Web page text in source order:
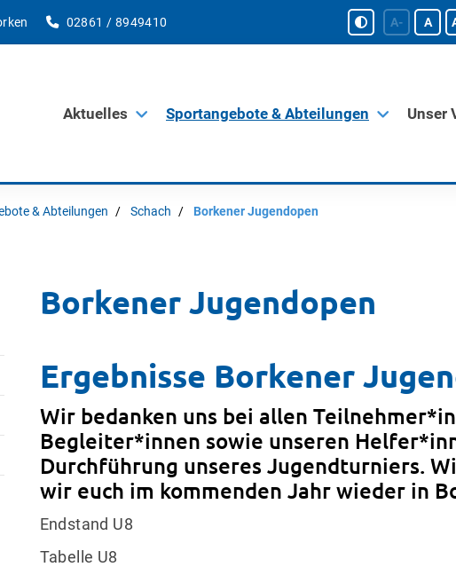
02861 / 8949410 A- A
Aktuelles Sportangebote & Abteilungen Unser
& Abteilungen Schach Borkener Jugendopen
Borkener Jugendopen
Ergebnisse Borkener
Wir bedanken uns bei allen
Begleiter*innen sowie unseren
Durchführung unseres Jugendturniers.
wir euch im kommenden Jahr wieder in
Endstand U8
Tabelle U8